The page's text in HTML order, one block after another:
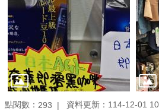
點閱數： 293
資料更新：114-12-01